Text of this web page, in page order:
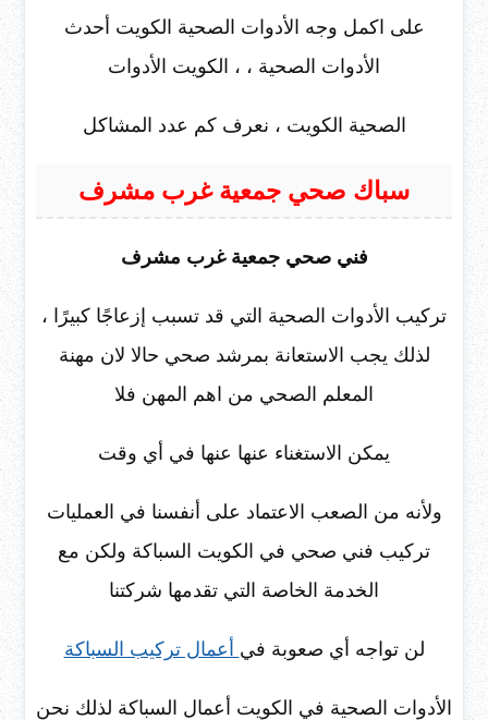
على اكمل وجه الأدوات الصحية الكويت أحدث
الأدوات الصحية ، ، الكويت الأدوات
الصحية الكويت ، نعرف كم عدد المشاكل
سباك صحي جمعية غرب مشرف
فني صحي جمعية غرب مشرف
تركيب الأدوات الصحية التي قد تسبب إزعاجًا كبيرًا ،
لذلك يجب الاستعانة بمرشد صحي حالا لان مهنة
المعلم الصحي من اهم المهن فلا
يمكن الاستغناء عنها عنها في أي وقت
ولأنه من الصعب الاعتماد على أنفسنا في العمليات
تركيب فني صحي في الكويت السباكة ولكن مع
الخدمة الخاصة التي تقدمها شركتنا
لن تواجه أي صعوبة في أعمال تركيب السباكة
الأدوات الصحية في الكويت أعمال السباكة لذلك نحن